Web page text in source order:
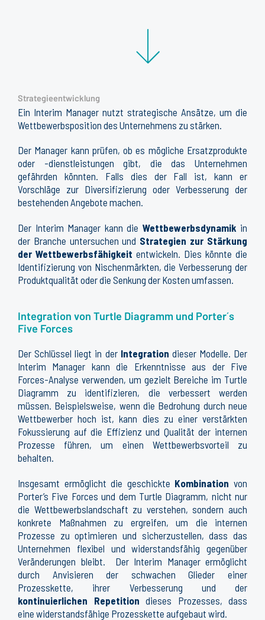
Strategieentwicklung
Ein Interim Manager nutzt strategische Ansätze, um die
Wettbewerbsposition des Unternehmens zu stärken.
Der Manager kann prüfen, ob es mögliche Ersatzprodukte
oder -dienstleistungen gibt, die das Unternehmen
gefährden könnten. Falls dies der Fall ist, kann er
Vorschläge zur Diversifizierung oder Verbesserung der
bestehenden Angebote machen.
Der Interim Manager kann die Wettbewerbsdynamik in
der Branche untersuchen und Strategien zur Stärkung
der Wettbewerbsfähigkeit entwickeln. Dies könnte die
Identifizierung von Nischenmärkten, die Verbesserung der
Produktqualität oder die Senkung der Kosten umfassen.
Integration von Turtle Diagramm und Porter´s
Five Forces
Der Schlüssel liegt in der Integration dieser Modelle. Der
Interim Manager kann die Erkenntnisse aus der Five
Forces-Analyse verwenden, um gezielt Bereiche im Turtle
Diagramm zu identifizieren, die verbessert werden
müssen. Beispielsweise, wenn die Bedrohung durch neue
Wettbewerber hoch ist, kann dies zu einer verstärkten
Fokussierung auf die Effizienz und Qualität der internen
Prozesse führen, um einen Wettbewerbsvorteil zu
behalten.
Insgesamt ermöglicht die geschickte Kombination von
Porter’s Five Forces und dem Turtle Diagramm, nicht nur
die Wettbewerbslandschaft zu verstehen, sondern auch
konkrete Maßnahmen zu ergreifen, um die internen
Prozesse zu optimieren und sicherzustellen, dass das
Unternehmen flexibel und widerstandsfähig gegenüber
Veränderungen bleibt. Der Interim Manager ermöglicht
durch Anvisieren der schwachen Glieder einer
Prozesskette, ihrer Verbesserung und der
kontinuierlichen Repetition dieses Prozesses, dass
eine widerstandsfähige Prozesskette aufgebaut wird.